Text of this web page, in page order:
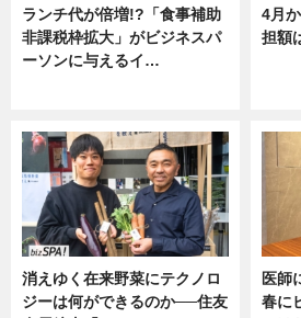
ランチ代が倍増!?「食事補助
非課税枠拡大」がビジネスパ
ーソンに与えるイ…
4月
担額
消えゆく在来野菜にテクノロ
ジーは何ができるのか──住友
医師
春に